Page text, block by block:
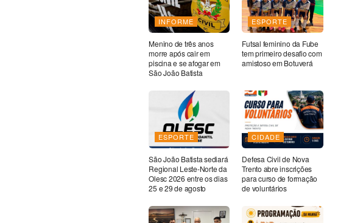
INFORME
Menino de três anos
morre após cair em
piscina e se afogar em
São João Batista
ESPORTE
Futsal feminino da Fube
tem primeiro desafio com
amistoso em Botuverá
ESPORTE
São João Batista sediará
Regional Leste-Norte da
Olesc 2026 entre os dias
25 e 29 de agosto
CIDADE
Defesa Civil de Nova
Trento abre inscrições
para curso de formação
de voluntários